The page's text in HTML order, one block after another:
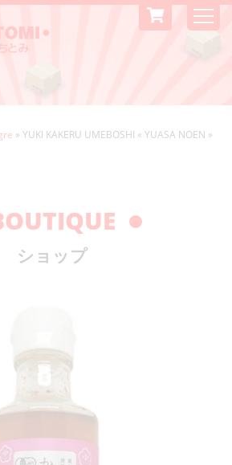
» YUKI KAKERU UMEBOSHI « YUASA NOEN »
ショップ